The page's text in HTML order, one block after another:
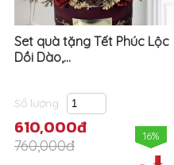
Set quà tặng Tết Phúc Lộc
Dồi Dào,...
Số lượng
610,000đ
760,000đ
16%